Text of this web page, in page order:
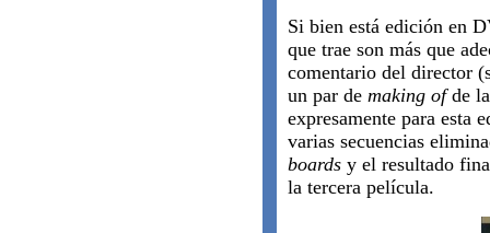
Si bien está edición en
que trae son más que
comentario del director
un par de making ofde la
expresamente para esta
varias secuencias
boards y el resultado
la tercera película.